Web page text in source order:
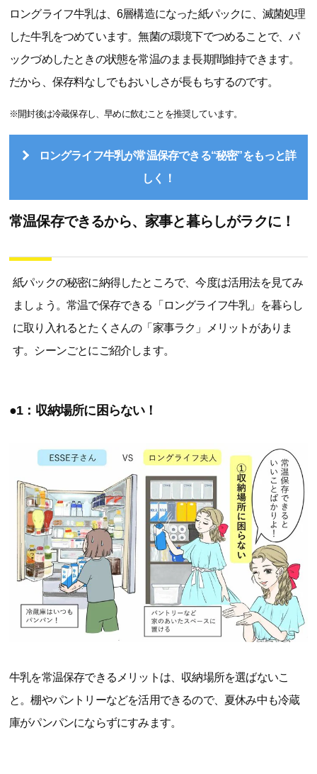
ロングライフ牛乳は、6層構造になった紙パックに、滅菌処理
した牛乳をつめています。無菌の環境下でつめることで、パ
ックづめしたときの状態を常温のまま長期間維持できます。
だから、保存料なしでもおいしさが長もちするのです。
※開封後は冷蔵保存し、早めに飲むことを推奨しています。
ロングライフ牛乳が常温保存できる“秘密”をもっと詳
しく！
常温保存できるから、家事と暮らしがラクに！
紙パックの秘密に納得したところで、今度は活用法を見てみ
ましょう。常温で保存できる「ロングライフ牛乳」を暮らし
に取り入れるとたくさんの「家事ラク」メリットがありま
す。シーンごとにご紹介します。
●1：収納場所に困らない！
牛乳を常温保存できるメリットは、収納場所を選ばないこ
と。棚やパントリーなどを活用できるので、夏休み中も冷蔵
庫がパンパンにならずにすみます。